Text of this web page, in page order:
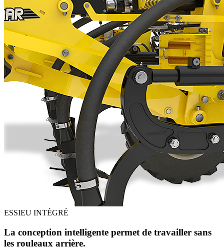
ESSIEU INTÉGRÉ
La conception intelligente permet de travailler sans
les rouleaux arrière.